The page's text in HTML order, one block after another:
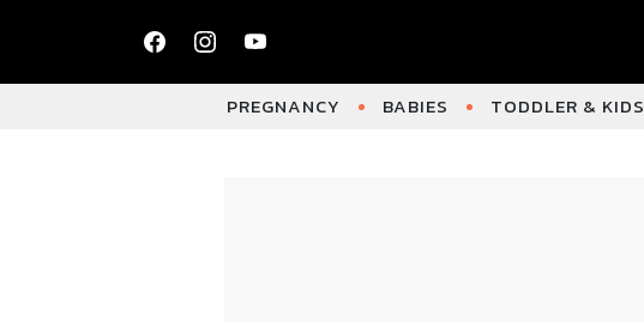
PREGNANCY BABIES TODDLER & KIDS